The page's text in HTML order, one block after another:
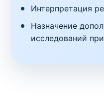
Интерпретация
Назначение
исследований